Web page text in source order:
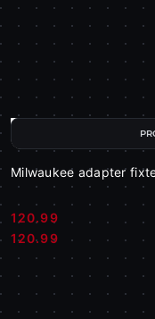
Milwaukee adapter
Cena:
120.99
Cena:
120.99